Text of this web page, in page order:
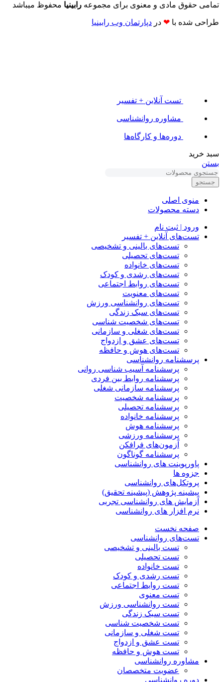
تمامی حقوق مادی و معنوی برای مجموعه رابینیا محفوظ میباشد
طراحی شده با ❤ در دپارتمان وب رابینیا​​
تست آنلاین + تفسیر
مشاوره روانشناسی
دوره‌ها و کارگاه‌ها
سبد خرید
بستن
جستجو
منوی اصلی
دسته محصولات
ورود | ثبت نام
تست‌های آنلاین + تفسیر
تست‌های بالینی و تشخیصی
تست‌های تحصیلی
تست‌های خانواده
تست‌های رشدی و کودک
تست‌های روابط اجتماعی
تست‌های معنویت
تست‌های روانشناسی ورزش
تست‌های سبک زندگی
تست‌های شخصیت شناسی
تست‌های شغلی و سازمانی
تست‌های عشق و ازدواج
تست‌های هوش و حافظه
پرسشنامه روانشناسی
پرسشنامه آسیب شناسی روانی
پرسشنامه روابط بین فردی
پرسشنامه سازمانی شغلی
پرسشنامه شخصیت
پرسشنامه تحصیلی
پرسشنامه خانواده
پرسشنامه هوش
پرسشنامه ورزشی
آزمون‌های فرافکن
پرسشنامه گوناگون
پاورپوینت های روانشناسی
جزوه ها
پروتکل‌های روانشناسی
پیشینه پژوهش (پیشینه تحقیق)
آزمایش های روانشناسی تجربی
نرم افزار های روانشناسی
صفحه نخست
تست‌های روانشناسی
تست بالینی و تشخیصی
تست تحصیلی
تست خانواده
تست رشدی و کودک
تست روابط اجتماعی
تست معنوی
تست روانشناسی ورزش
تست سبک زندگی
تست شخصیت شناسی
تست شغلی و سازمانی
تست عشق و ازدواج
تست هوش و حافظه
مشاوره روانشناسی
عضویت متخصصان
دوره روانشناسی